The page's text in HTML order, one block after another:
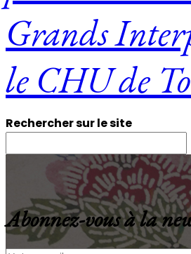
Grands
le CHU de
Rechercher sur le site
Abonnez-vous à la